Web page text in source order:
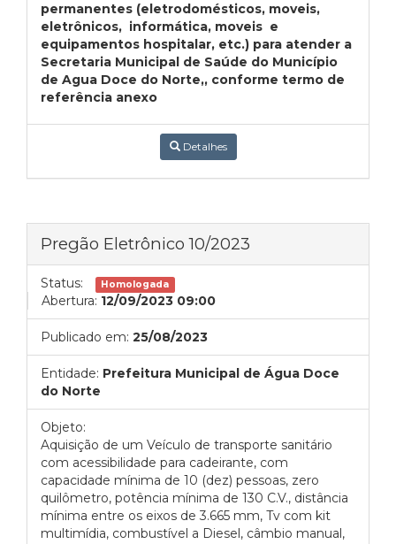
permanentes (eletrodomésticos, moveis,
eletrônicos, informática, moveis e
equipamentos hospitalar, etc.) para atender a
Secretaria Municipal de Saúde do Município
de Agua Doce do Norte,, conforme termo de
referência anexo
Detalhes
Pregão Eletrônico 10/2023
Status: Homologada
Abertura: 12/09/2023 09:00
Publicado em: 25/08/2023
Entidade: Prefeitura Municipal de Água Doce
do Norte
Objeto:
Aquisição de um Veículo de transporte sanitário
com acessibilidade para cadeirante, com
capacidade mínima de 10 (dez) pessoas, zero
quilômetro, potência mínima de 130 C.V., distância
mínima entre os eixos de 3.665 mm, Tv com kit
multimídia, combustível a Diesel, câmbio manual,